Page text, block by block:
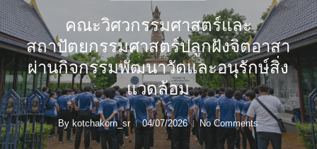
คณะวิศวกรรมศาสตร์และ
สถาปัตยกรรมศาสตร์ปลูกฝังจิตอาสา
ผ่านกิจกรรมพัฒนาวัดและอนุรักษ์สิ่ง
แวดล้อม
By kotchakorn_sr 04/07/2026 No Comments